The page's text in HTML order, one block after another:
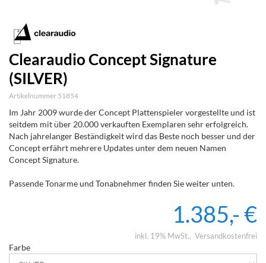
Clearaudio Concept Signature
(SILVER)
Artikelnummer 51854
Im Jahr 2009 wurde der Concept Plattenspieler vorgestellte und ist
seitdem mit über 20.000 verkauften Exemplaren sehr erfolgreich.
Nach jahrelanger Beständigkeit wird das Beste noch besser und der
Concept erfährt mehrere Updates unter dem neuen Namen
Concept Signature.
Passende Tonarme und Tonabnehmer finden Sie weiter unten.
1.385,- €
inkl. 19% MwSt. Versandkostenfrei
Farbe